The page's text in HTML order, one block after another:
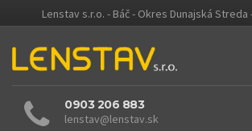
Lenstav s.r.o. - Báč - Okres Dunajská Streda
0903 206 883
lenstav@lenstav.sk